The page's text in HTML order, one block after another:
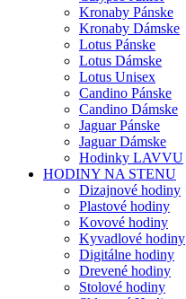
Kronaby Pánske
Kronaby Dámske
Lotus Pánske
Lotus Dámske
Lotus Unisex
Candino Pánske
Candino Dámske
Jaguar Pánske
Jaguar Dámske
Hodinky LAVVU
HODINY NA STENU
Dizajnové hodiny
Plastové hodiny
Kovové hodiny
Kyvadlové hodiny
Digitálne hodiny
Drevené hodiny
Stolové hodiny